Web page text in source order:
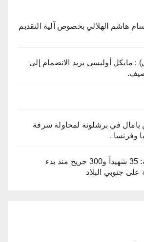
هاشم الهلالي بخصوص آلية التقديم
: مايكل أوليسي يريد الانضمام إلى
في برشلونة لمحاولة سرقة
وفرنسا .
الصحة الإيرانية: 35 شهيداً و300 جريح منذ بدء
على جنوبي البلاد